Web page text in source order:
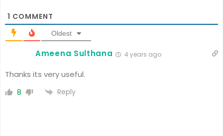
1 COMMENT
Oldest
Ameena Sulthana 4 years ago
Thanks its very useful.
8 Reply